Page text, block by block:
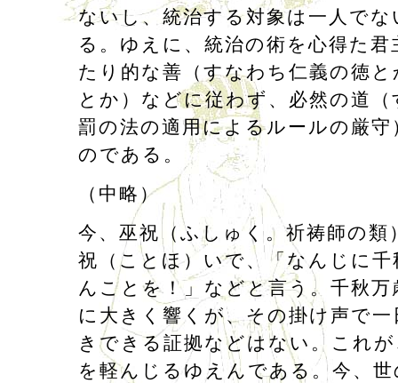
ないし、統治する対象は一人で
る。ゆえに、統治の術を心得た君
たり的な善（すなわち仁義の徳と
とか）などに従わず、必然の道
罰の法の適用によるルールの厳守
のである。
（中略）
今、巫祝（ふしゅく。祈祷師の類
祝（ことほ）いで、「なんじに千
んことを！」などと言う。千秋万
に大きく響くが、その掛け声で
きできる証拠などはない。これ
を軽んじるゆえんである。今、